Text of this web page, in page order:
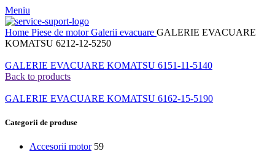
Meniu
Home Piese de motorGalerii evacuare GALERIE EVACUARE
KOMATSU 6212-12-5250
GALERIE EVACUARE KOMATSU 6151-11-5140
Back to products
GALERIE EVACUARE KOMATSU 6162-15-5190
Categorii de produse
Accesorii motor 59